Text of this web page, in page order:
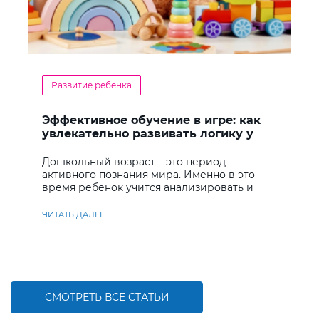
Развитие ребенка
Эффективное обучение в игре: как
увлекательно развивать логику у
Дошкольный возраст – это период
активного познания мира. Именно в это
время ребенок учится анализировать и
ЧИТАТЬ ДАЛЕЕ
СМОТРЕТЬ ВСЕ СТАТЬИ